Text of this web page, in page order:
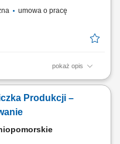
umowa o pracę
pokaż opis
Praca przy
Produkcji –